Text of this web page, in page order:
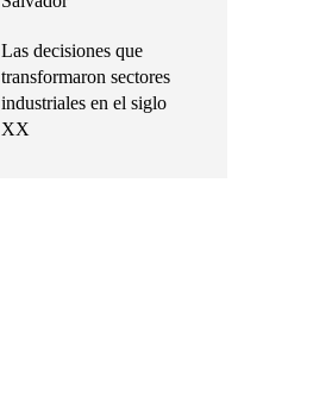
Las decisiones que
transformaron sectores
industriales en el siglo
XX